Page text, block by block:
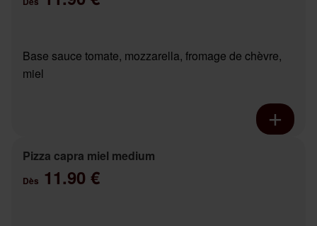
Base sauce tomate, mozzarella, fromage de chèvre,
miel
Pizza capra miel medium
Dès 11.90 €